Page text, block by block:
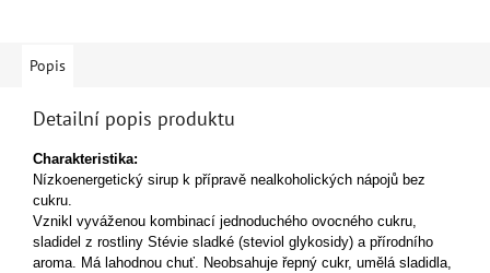
Popis
Detailní popis produktu
Charakteristika:
Nízkoenergetický sirup k přípravě nealkoholických nápojů bez
cukru.
Vznikl vyváženou kombinací jednoduchého ovocného cukru,
sladidel z rostliny Stévie sladké (steviol glykosidy) a přírodního
aroma. Má lahodnou chuť. Neobsahuje řepný cukr, umělá sladidla,